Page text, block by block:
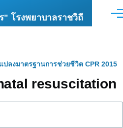
โรงพยาบาลราชวิถี
ปลงมาตรฐานการช่วยชีวิต CPR 2015
resuscitation